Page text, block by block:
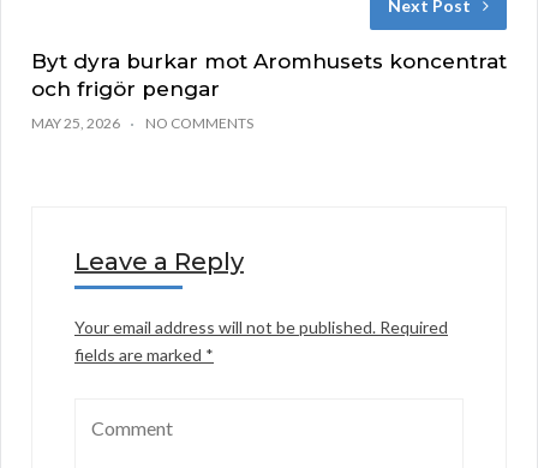
Next Post
Byt dyra burkar mot Aromhusets koncentrat
och frigör pengar
MAY 25, 2026 NO COMMENTS
Leave a Reply
Your email address will not be published. Required
fields are marked *